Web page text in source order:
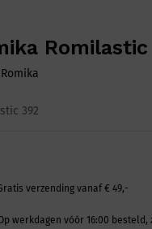
Romika
392
verzending vanaf € 49,-
werkdagen vóór 16:00 besteld,